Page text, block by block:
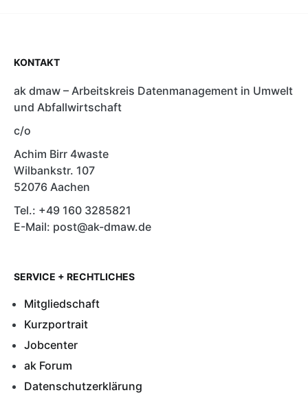
KONTAKT
ak dmaw – Arbeitskreis Datenmanagement in Umwelt
und Abfallwirtschaft
c/o
Achim Birr 4waste
Wilbankstr. 107
52076 Aachen
Tel.: +49 160 3285821
E-Mail: post@ak-dmaw.de
SERVICE + RECHTLICHES
Mitgliedschaft
Kurzportrait
Jobcenter
ak Forum
Datenschutzerklärung